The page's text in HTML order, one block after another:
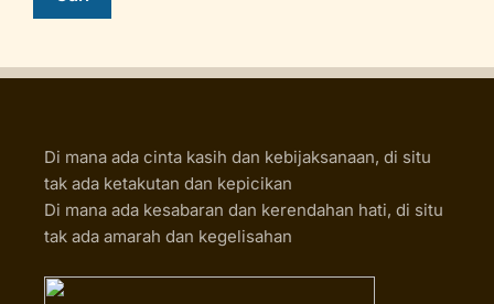
Di mana ada cinta kasih dan kebijaksanaan, di situ
tak ada ketakutan dan kepicikan
Di mana ada kesabaran dan kerendahan hati, di situ
tak ada amarah dan kegelisahan